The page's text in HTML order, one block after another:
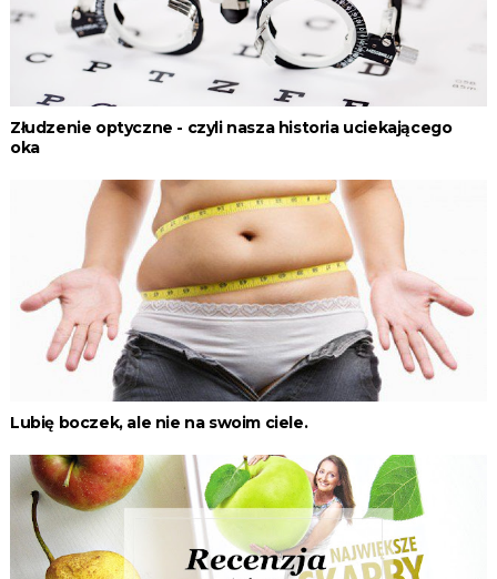
Złudzenie optyczne - czyli nasza historia uciekającego
oka
Lubię boczek, ale nie na swoim ciele.